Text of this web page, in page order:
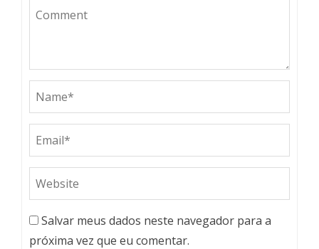
Salvar meus dados neste navegador para a
próxima vez que eu comentar.